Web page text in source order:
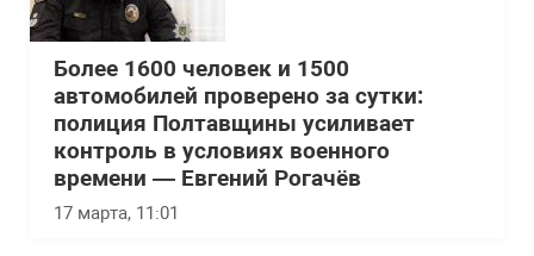
Более 1600 человек и 1500
автомобилей проверено за сутки:
полиция Полтавщины усиливает
контроль в условиях военного
времени — Евгений Рогачёв
17 марта, 11:01